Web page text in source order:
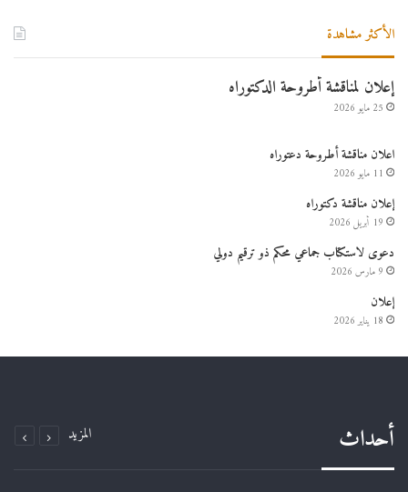
الأكثر مشاهدة
إعلان لمناقشة أطروحة الدكتوراه
25 مايو 2026
اعلان مناقشة أطروحة دعتوراه
11 مايو 2026
إعلان مناقشة دكتوراه
19 أبريل 2026
دعوى لاستكتاب جماعي محكم ذو ترقيم دولي
9 مارس 2026
إعلان
18 يناير 2026
أحداث المزيد